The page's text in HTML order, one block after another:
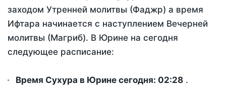
заходом Утренней молитвы (Фаджр) а время
Ифтара начинается с наступлением Вечерней
молитвы (Магриб). В Юрине на сегодня
следующее расписание:
Время Сухура в Юрине сегодня: 02:28 .